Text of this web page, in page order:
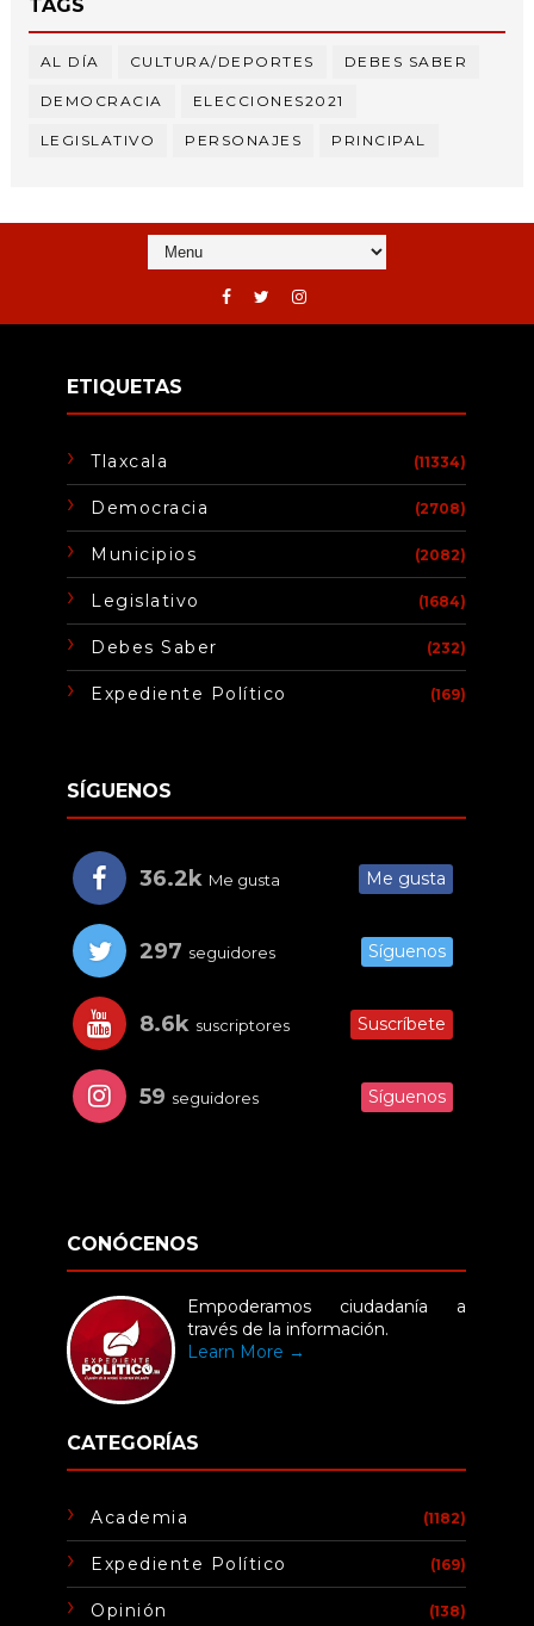
TAGS
AL DÍA CULTURA/DEPORTES DEBES SABER
DEMOCRACIA ELECCIONES2021
LEGISLATIVO PERSONAJES PRINCIPAL
ETIQUETAS
Tlaxcala (11334)
Democracia (2708)
Municipios (2082)
Legislativo (1684)
Debes Saber (232)
Expediente Político (169)
SÍGUENOS
36.2k Me gusta Me gusta
297 seguidores Síguenos
8.6k suscriptores Suscríbete
59 seguidores Síguenos
CONÓCENOS
Empoderamos ciudadanía a
través de la información.
Learn More →
CATEGORÍAS
Academia (1182)
Expediente Político (169)
Opinión (138)